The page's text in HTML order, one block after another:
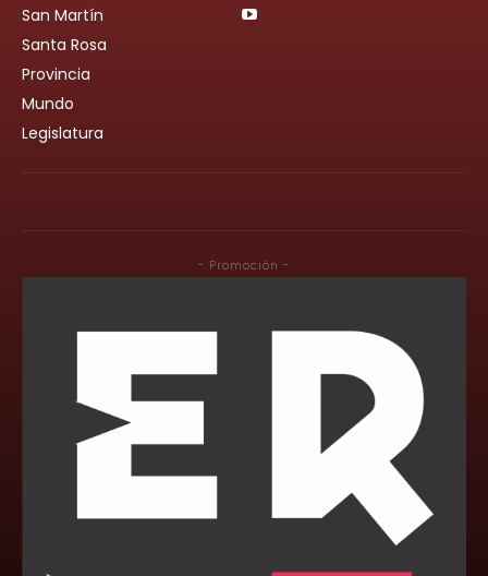
San Martín
Santa Rosa
Provincia
Mundo
Legislatura
- Promoción -